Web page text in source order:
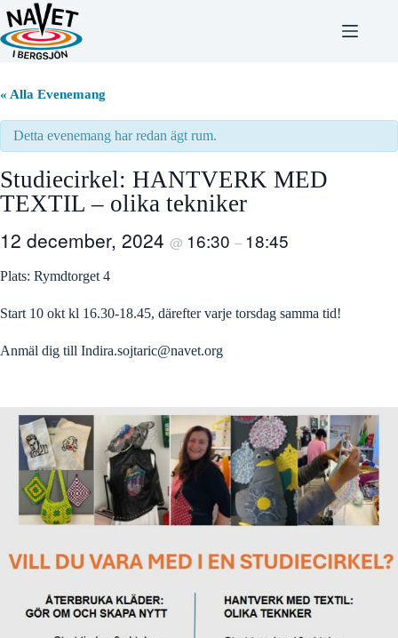
Hoppa
till
innehåll
« Alla Evenemang
Detta evenemang har redan ägt rum.
Studiecirkel: HANTVERK MED
TEXTIL – olika tekniker
12 december, 2024 @ 16:30 – 18:45
Plats: Rymdtorget 4
Start 10 okt kl 16.30-18.45, därefter varje torsdag samma tid!
Anmäl dig till Indira.sojtaric@navet.org